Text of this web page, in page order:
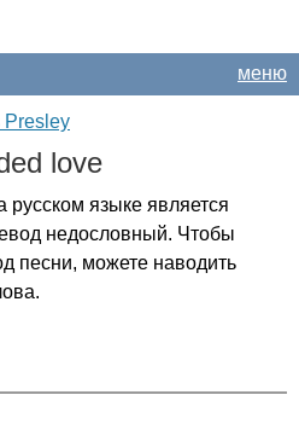
меню
Presley
love
языке является
недословный. Чтобы
песни, можете наводить